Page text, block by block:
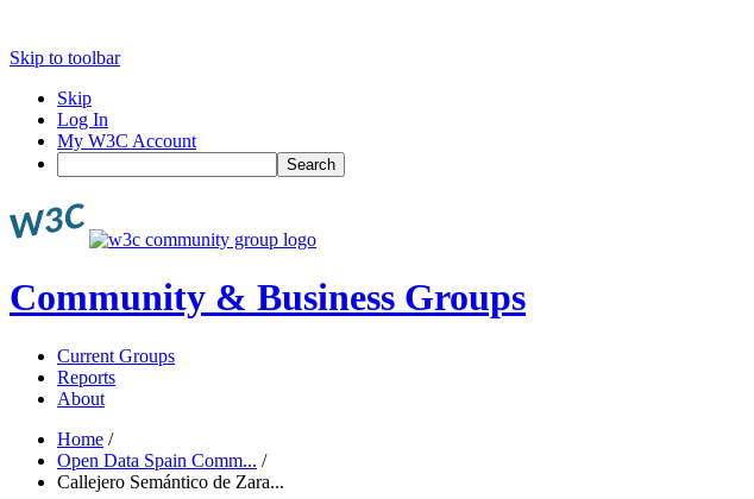
Skip to toolbar
Skip
Log In
My W3C Account
Search
Community & Business Groups
Current Groups
Reports
About
Home /
Open Data Spain Comm... /
Callejero Semántico de Zara...